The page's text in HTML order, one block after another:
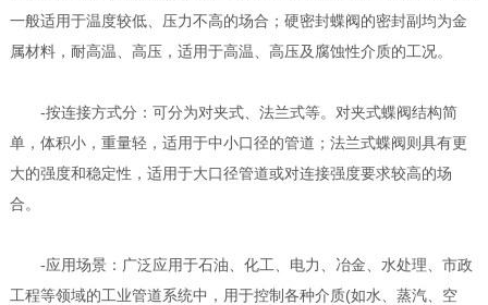
一般适用于温度较低、压力不高的场合；硬密封蝶阀的密封副均为金
属材料，耐高温、高压，适用于高温、高压及腐蚀性介质的工况。
-按连接方式分：可分为对夹式、法兰式等。对夹式蝶阀结构简
单，体积小，重量轻，适用于中小口径的管道；法兰式蝶阀则具有更
大的强度和稳定性，适用于大口径管道或对连接强度要求较高的场
合。
-应用场景：广泛应用于石油、化工、电力、冶金、水处理、市政
工程等领域的工业管道系统中，用于控制各种介质(如水、蒸汽、空